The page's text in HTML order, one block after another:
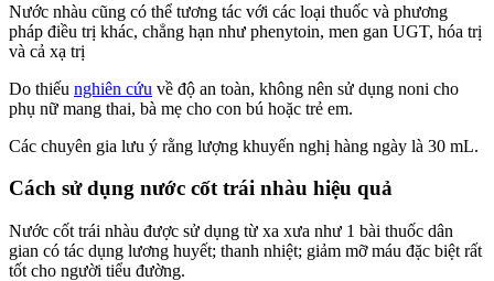
Nước nhàu cũng có thể tương tác với các loại thuốc và phương
pháp điều trị khác, chẳng hạn như phenytoin, men gan UGT, hóa trị
và cả xạ trị
Do thiếu nghiên cứu về độ an toàn, không nên sử dụng noni cho
phụ nữ mang thai, bà mẹ cho con bú hoặc trẻ em.
Các chuyên gia lưu ý rằng lượng khuyến nghị hàng ngày là 30 mL.
Cách sử dụng nước cốt trái nhàu hiệu quả
Nước cốt trái nhàu được sử dụng từ xa xưa như 1 bài thuốc dân
gian có tác dụng lương huyết; thanh nhiệt; giảm mỡ máu đặc biệt rất
tốt cho người tiểu đường.